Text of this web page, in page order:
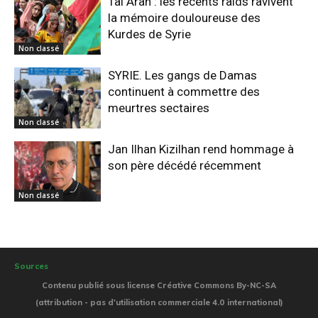
Non classé
la mémoire douloureuse des
Kurdes de Syrie
Non classé
SYRIE. Les gangs de Damas
continuent à commettre des
meurtres sectaires
Non classé
Jan Ilhan Kizilhan rend hommage à
son père décédé récemment
Sources
Contenu publié sous license Créative Commons By-NC-SA
(attribution - pas d'utilisation commerciale 4.0 international)